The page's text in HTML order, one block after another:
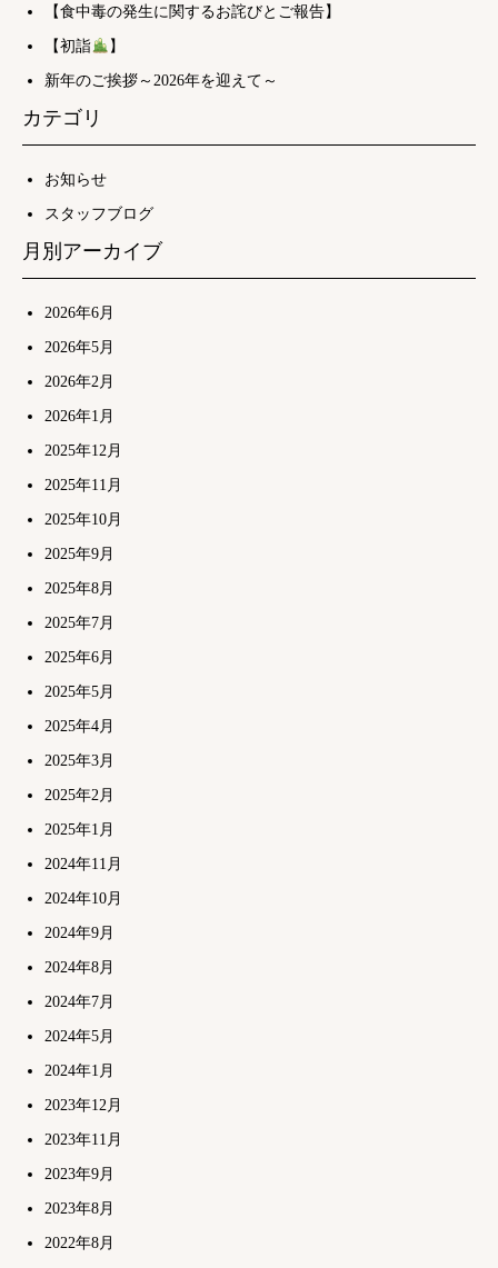
【食中毒の発生に関するお詫びとご報告】
【初詣 】
新年のご挨拶～2026年を迎えて～
カテゴリ
お知らせ
スタッフブログ
月別アーカイブ
2026年6月
2026年5月
2026年2月
2026年1月
2025年12月
2025年11月
2025年10月
2025年9月
2025年8月
2025年7月
2025年6月
2025年5月
2025年4月
2025年3月
2025年2月
2025年1月
2024年11月
2024年10月
2024年9月
2024年8月
2024年7月
2024年5月
2024年1月
2023年12月
2023年11月
2023年9月
2023年8月
2022年8月